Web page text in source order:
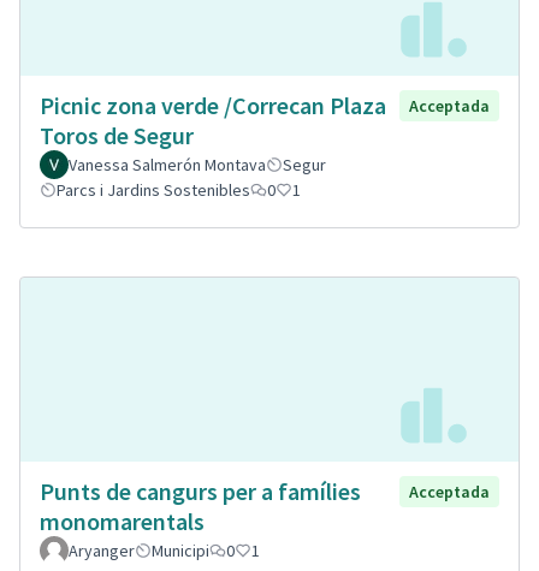
Picnic zona verde /Correcan Plaza
Toros de Segur
Acceptada
Vanessa Salmerón Montava
Segur
Parcs i Jardins Sostenibles
0 1
Punts de cangurs per a famílies
monomarentals
Acceptada
Aryanger Municipi 0 1